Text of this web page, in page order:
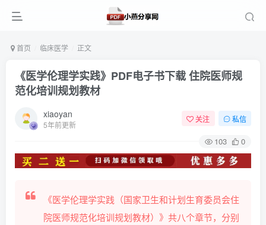
首页 临床医学 正文
《医学伦理学实践》PDF电子书下载 住院医师规
范化培训规划教材
xiaoyan
5年前更新
关注 私信
103 0
《医学伦理学实践（国家卫生和计划生育委员会住
院医师规范化培训规划教材）》共八个章节，分别